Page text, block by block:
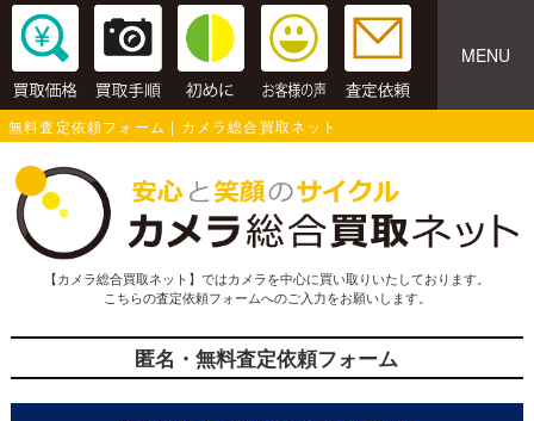
MENU
無料査定依頼フォーム | カメラ総合買取ネット
【カメラ総合買取ネット】ではカメラを中心に買い取りいたしております。
こちらの査定依頼フォームへのご入力をお願いします。
匿名・無料査定依頼フォーム